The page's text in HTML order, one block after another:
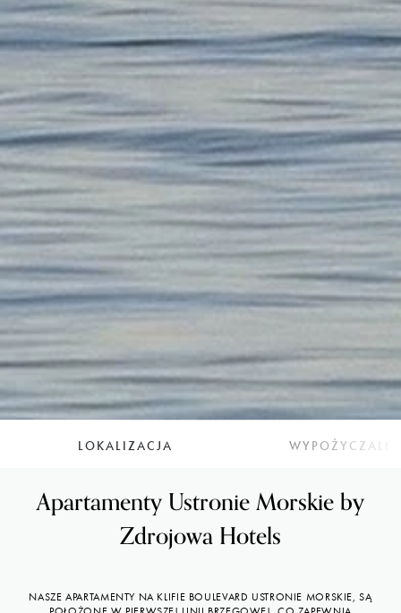
LOKALIZACJA
Apartamenty Ustronie Morskie by
Zdrojowa Hotels
NASZE APARTAMENTY NA KLIFIE BOULEVARD USTRONIE MORSKIE, SĄ